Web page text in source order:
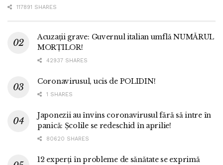
117891 SHARES
Acuzații grave: Guvernul italian umflă NUMĂRUL
MORȚILOR!
42937 SHARES
Coronavirusul, ucis de POLIDIN!
1 SHARES
Japonezii au învins coronavirusul fără să intre în
panică: Școlile se redeschid în aprilie!
80620 SHARES
12 experți în probleme de sănătate se exprimă